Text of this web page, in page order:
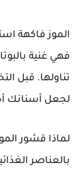
الموز فاكهة
فهي غنية
تناولها. قبل
لجعل أسنانك
لماذا قشور
بالعناصر